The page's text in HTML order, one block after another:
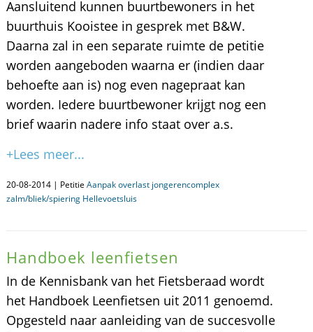
Aansluitend kunnen buurtbewoners in het
buurthuis Kooistee in gesprek met B&W.
Daarna zal in een separate ruimte de petitie
worden aangeboden waarna er (indien daar
behoefte aan is) nog even nagepraat kan
worden. Iedere buurtbewoner krijgt nog een
brief waarin nadere info staat over a.s.
+Lees meer...
20-08-2014 | Petitie Aanpak overlast jongerencomplex
zalm/bliek/spiering Hellevoetsluis
Handboek leenfietsen
In de Kennisbank van het Fietsberaad wordt
het Handboek Leenfietsen uit 2011 genoemd.
Opgesteld naar aanleiding van de succesvolle